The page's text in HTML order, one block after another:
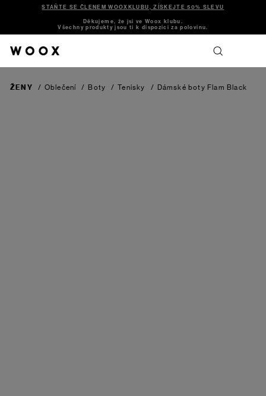
STAŇTE SE ČLENEM WOOXKLUBU, ZÍSKEJTE 50% SLEVU
Děkujeme, že jsi ve Woox klubu.
Všechny produkty jsou ti k dispozici za polovinu.
ŽENY / Oblečení / Boty / Tenisky / Dámské boty Flam Black